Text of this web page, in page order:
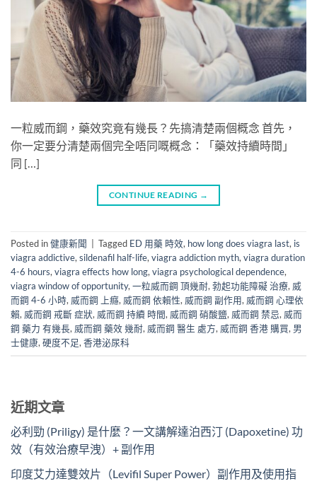
一粒威而鋼，藥效究竟有幾長？先搞清楚兩個概念 首先，
你一定要分清楚兩個完全唔同嘅概念：「藥效持續時間」​
同 […]
CONTINUE READING →
Posted in健康新聞 Tagged ED 用藥 時效, how long does viagra last, is
viagra addictive, sildenafil half-life, viagra addiction myth, viagra duration
4-6 hours, viagra effects how long, viagra psychological dependence,
viagra window of opportunity, 一粒威而鋼 頂幾耐, 勃起功能障礙 治療, 威
而鋼 4-6 小時, 威而鋼 上癮, 威而鋼 依賴性, 威而鋼 副作用, 威而鋼 心理依
賴, 威而鋼 戒斷 症狀, 威而鋼 持續 時間, 威而鋼 硝酸鹽, 威而鋼 禁忌, 威而
鋼 藥力 有幾長, 威而鋼 藥效 幾耐, 威而鋼 醫生 處方, 威而鋼 香港 購買, 男
士健康, 硬度不足, 香港泌尿科
近期文章
必利勁 (Priligy) 是什麼？一文講解達泊西汀 (Dapoxetine) 功
效（有效治療早洩）+ 副作用
印度艾力達雙效片（Levifil Super Power）副作用及使用指